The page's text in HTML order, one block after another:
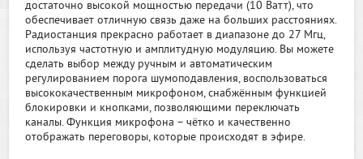
достаточно высокой мощностью передачи (10 Ватт), что
обеспечивает отличную связь даже на больших расстояниях.
Радиостанция прекрасно работает в диапазоне до 27 Мгц,
используя частотную и амплитудную модуляцию. Вы можете
сделать выбор между ручным и автоматическим
регулированием порога шумоподавления, воспользоваться
высококачественным микрофоном, снабжённым функцией
блокировки и кнопками, позволяющими переключать
каналы. Функция микрофона – чётко и качественно
отображать переговоры, которые происходят в эфире.